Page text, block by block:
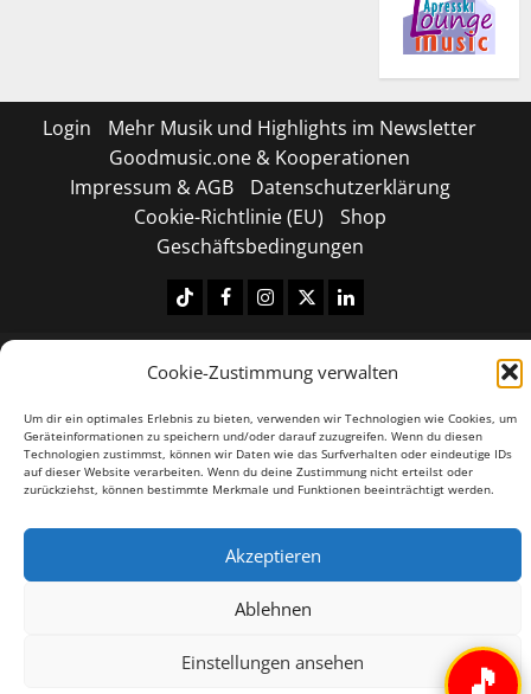
Cookie-Zustimmung verwalten
Um dir ein optimales Erlebnis zu bieten, verwenden wir Technologien wie Cookies, um
Geräteinformationen zu speichern und/oder darauf zuzugreifen. Wenn du diesen
Technologien zustimmst, können wir Daten wie das Surfverhalten oder eindeutige IDs
auf dieser Website verarbeiten. Wenn du deine Zustimmung nicht erteilst oder
zurückziehst, können bestimmte Merkmale und Funktionen beeinträchtigt werden.
Akzeptieren
Ablehnen
Einstellungen ansehen
Login
Mehr Musik und Highlights im Newsletter
Goodmusic.one & Kooperationen
Impressum & AGB
Datenschutzerklärung
Cookie-Richtlinie (EU)
Shop
Geschäftsbedingungen
TiktokFacebook
Instagram
X LinkedIN
Copyright © 2026 All rights reserved. |
by
AF themes.
🎵